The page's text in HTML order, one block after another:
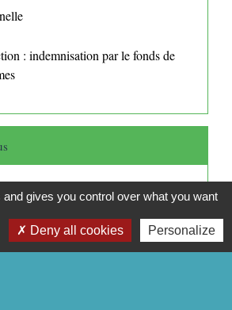
: indemnisation par le fonds de
justice
open_in_new
justice
gives you control over what you want
Deny all cookies Personalize